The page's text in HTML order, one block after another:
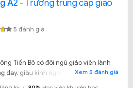
A2 - Trường trung cấp giao
5 đánh giá
Tiến Bộ có đội ngũ giáo viên lành
dạy, giàu kinh nghiệm trong việc
viên.
Xem 5 đánh giá